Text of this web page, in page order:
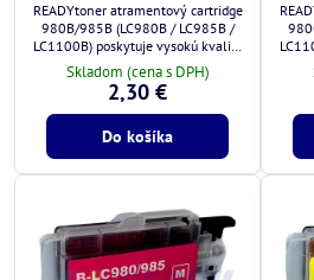
READYtoner atramentový cartridge
980B/985B (LC980B / LC985B /
LC1100B) poskytuje vysokú kvalitu
tlače a plnú kompatibilitu s
tlačiarňami Brother.
Skladom (cena s DPH)
2,30 €
Do košíka